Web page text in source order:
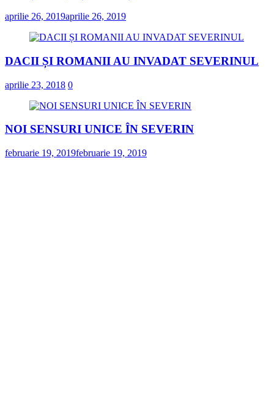
aprilie 26, 2019aprilie 26, 2019
DACII ȘI ROMANII AU INVADAT SEVERINUL
aprilie 23, 2018 0
NOI SENSURI UNICE ÎN SEVERIN
februarie 19, 2019februarie 19, 2019